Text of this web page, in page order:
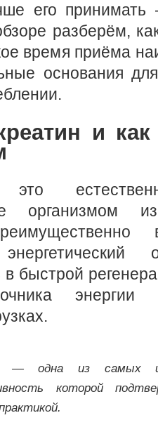
его
разберём,
время приёма
основания
и
организмом
быстрой
энергии
— одна из самых
которой